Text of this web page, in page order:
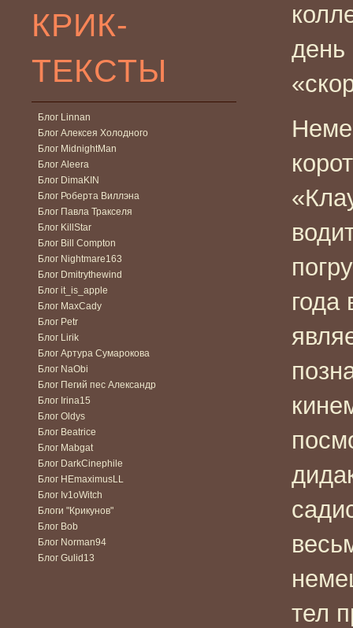
КРИК-
ТЕКСТЫ
Блог Linnan
Блог Алексея Холодного
Блог MidnightMan
Блог Aleera
Блог DimaKIN
Блог Роберта Виллэна
Блог Павла Тракселя
Блог KillStar
Блог Bill Compton
Блог Nightmare163
Блог Dmitrythewind
Блог it_is_apple
Блог MaxCady
Блог Petr
Блог Lirik
Блог Артура Сумарокова
Блог NaObi
Блог Пегий пес Александр
Блог Irina15
Блог Oldys
Блог Beatrice
Блог Mabgat
Блог DarkCinephile
Блог HEmaximusLL
Блог Iv1oWitch
Блоги "Крикунов"
Блог Bob
Блог Norman94
Блог Gulid13
день
года
тел